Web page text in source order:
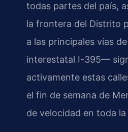
todas partes del país,
la frontera del Distrito
a las principales vías
interestatal I-395—
activamente estas
el fin de semana de
de velocidad en toda